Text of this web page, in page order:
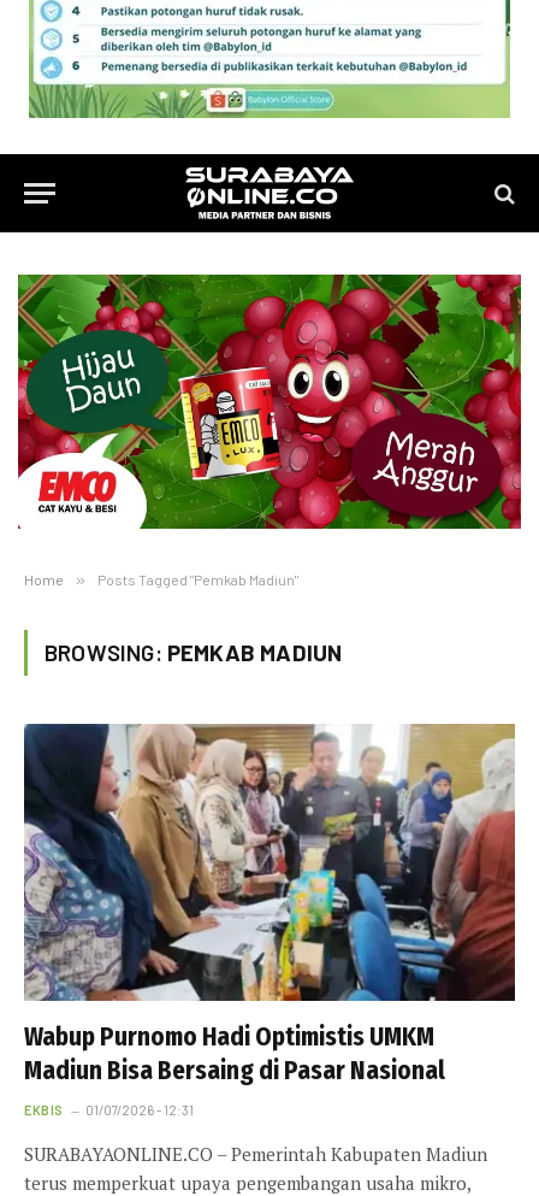
Home » Posts Tagged "Pemkab Madiun"
BROWSING: PEMKAB MADIUN
Wabup Purnomo Hadi Optimistis UMKM
Madiun Bisa Bersaing di Pasar Nasional
EKBIS 01/07/2026 - 12:31
SURABAYAONLINE.CO – Pemerintah Kabupaten Madiun
terus memperkuat upaya pengembangan usaha mikro,